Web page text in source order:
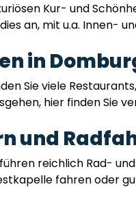
Kur- und
an, mit u.a. Innen-
in
Sie viele
hier finden Sie
und
reichlich Rad-
fahren oder